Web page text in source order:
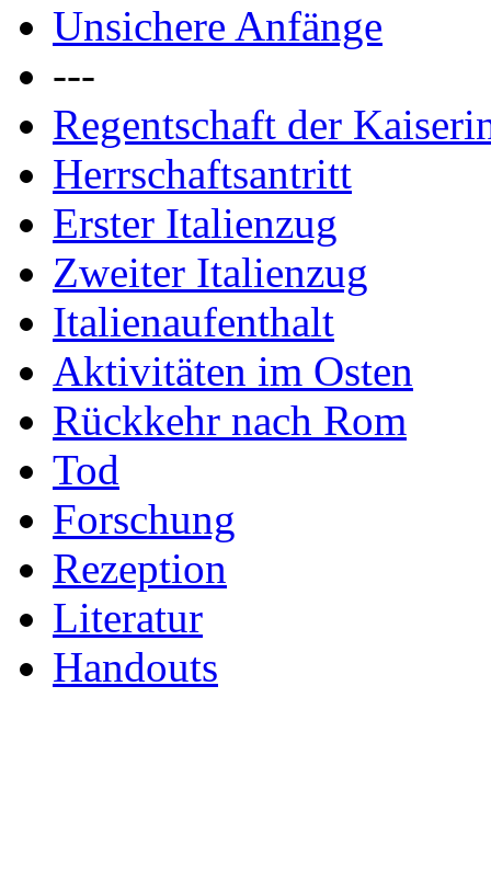
Unsichere Anfänge
---
Regentschaft der
Herrschaftsantritt
Erster Italienzug
Zweiter Italienzug
Italienaufenthalt
Aktivitäten im Osten
Rückkehr nach Rom
Tod
Forschung
Rezeption
Literatur
Handouts